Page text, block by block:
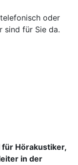
oder
sind für Sie da.
Hörakustiker,
in der